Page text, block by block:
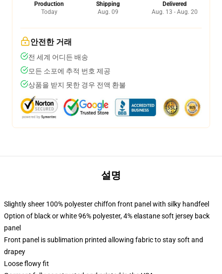
Production
Today
Shipping
Aug. 09
Delivered
Aug. 13 - Aug. 20
안전한 거래
전 세계 어디든 배송
모든 소포에 추적 번호 제공
상품을 받지 못한 경우 전액 환불
설명
Slightly sheer 100% polyester chiffon front panel with silky handfeel
Option of black or white 96% polyester, 4% elastane soft jersey back
panel
Front panel is sublimation printed allowing fabric to stay soft and
drapey
Loose flowy fit